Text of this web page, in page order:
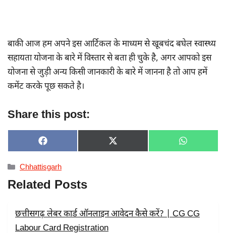
बाकी आज हम अपने इस आर्टिकल के माध्यम से खूबचंद बघेल स्वास्थ्य
सहायता योजना के बारे में विस्तार से बता ही चुके है, अगर आपको इस
योजना से जुड़ी अन्य किसी जानकारी के बारे में जानना है तो आप हमें
कमेंट करके पूछ सकते है।
Share this post:
SHARE
ON
F
A
E
B
O
SHARE
ON
X
(
R
SHARE
ON
W
H
Categories
Chhattisgarh
Related Posts
छत्तीसगढ़ लेबर कार्ड ऑनलाइन आवेदन कैसे करें? | CG CG
Labour Card Registration